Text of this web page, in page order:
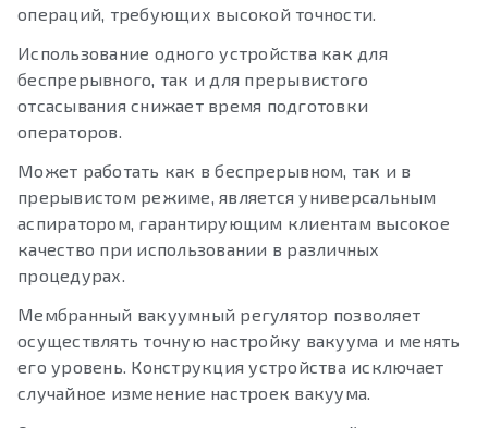
операций, требующих высокой точности.
Использование одного устройства как для
беспрерывного, так и для прерывистого
отсасывания снижает время подготовки
операторов.
Может работать как в беспрерывном, так и в
прерывистом режиме, является универсальным
аспиратором, гарантирующим клиентам высокое
качество при использовании в различных
процедурах.
Мембранный вакуумный регулятор позволяет
осуществлять точную настройку вакуума и менять
его уровень. Конструкция устройства исключает
случайное изменение настроек вакуума.